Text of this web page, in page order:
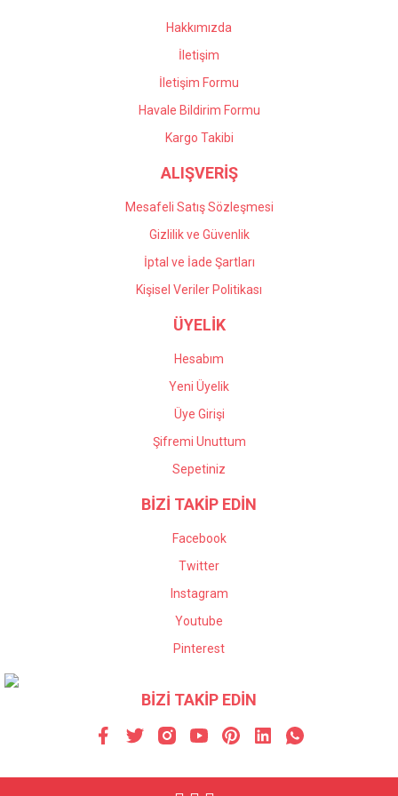
Gönder
Hakkımızda
İletişim
İletişim Formu
Havale Bildirim Formu
Kargo Takibi
ALIŞVERİŞ
Mesafeli Satış Sözleşmesi
Gizlilik ve Güvenlik
İptal ve İade Şartları
Kişisel Veriler Politikası
ÜYELİK
Hesabım
Yeni Üyelik
Üye Girişi
Şifremi Unuttum
Sepetiniz
BİZİ TAKİP EDİN
Facebook
Twitter
Instagram
Youtube
Pinterest
BİZİ TAKİP EDİN